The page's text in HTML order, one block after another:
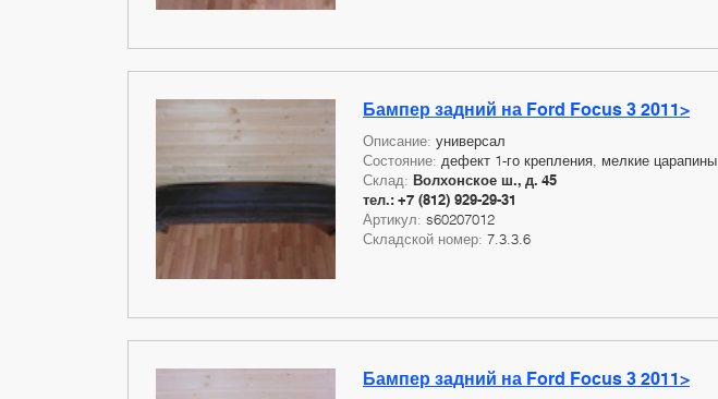
Бампер задний на Ford Focus 3 2011>
Описание: универсал
Состояние: дефект 1-го крепления, мелкие царапины
Склад: Волхонское ш., д. 45
тел.: +7 (812) 929-29-31
Артикул: s60207012
Складской номер: 7.3.3.6
Бампер задний на Ford Focus 3 2011>